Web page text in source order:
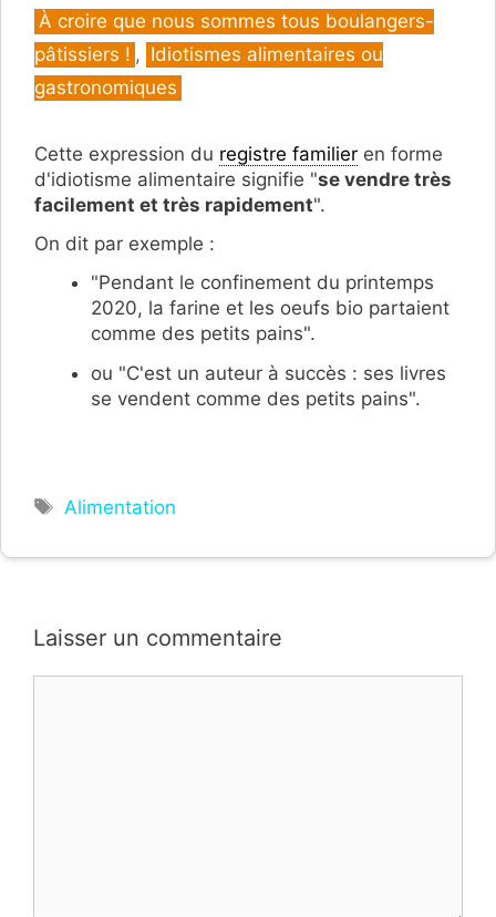
Catégories
À croire que nous sommes tous boulangers-
pâtissiers ! , Idiotismes alimentaires ou
gastronomiques
Cette expression du registre familier en forme
d'idiotisme alimentaire signifie "se vendre très
facilement et très rapidement".
On dit par exemple :
"Pendant le confinement du printemps
2020, la farine et les oeufs bio partaient
comme des petits pains".
ou "C'est un auteur à succès : ses livres
se vendent comme des petits pains".
Étiquettes
Alimentation
Laisser un commentaire